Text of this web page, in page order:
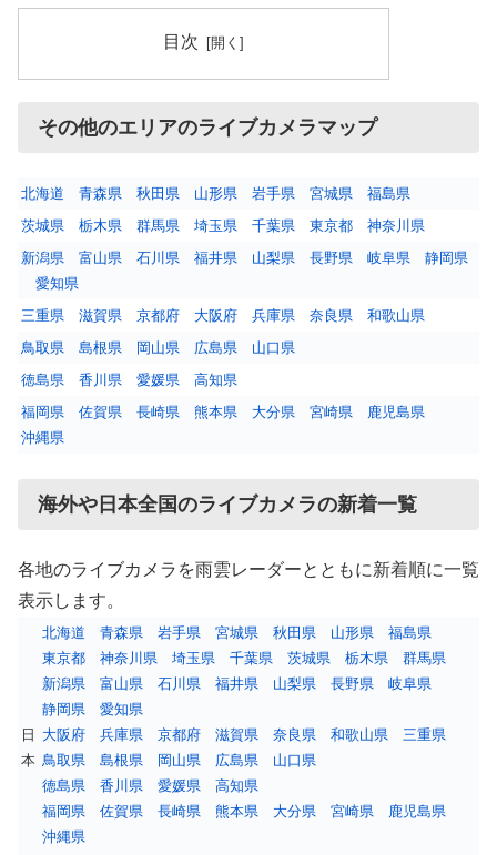
目次
その他のエリアのライブカメラマップ
北海道 青森県 秋田県 山形県 岩手県 宮城県
福島県
茨城県
栃木県 群馬県 埼玉県 千葉県 東京都
神奈川県
新潟県
富山県 石川県 福井県 山梨県 長野県 岐阜県
静岡県
愛知県
三重県
滋賀県 京都府 大阪府 兵庫県 奈良県
和歌山県
鳥取県
島根県 岡山県 広島県
山口県
徳島県
香川県 愛媛県
高知県
福岡県
佐賀県 長崎県 熊本県 大分県 宮崎県
鹿児島県
沖縄県
海外や日本全国のライブカメラの新着一覧
各地のライブカメラを雨雲レーダーとともに新着順に一覧
表示します。
日
本
北海道 青森県 岩手県 宮城県 秋田県 山形県
福島県
東京都
神奈川県 埼玉県 千葉県 茨城県 栃木県
群馬県
新潟県
富山県 石川県 福井県 山梨県 長野県
岐阜県
静岡県
愛知県
大阪府
兵庫県 京都府 滋賀県 奈良県 和歌山県
三重県
鳥取県
島根県 岡山県 広島県
山口県
徳島県
香川県 愛媛県
高知県
福岡県
佐賀県 長崎県 熊本県 大分県 宮崎県
鹿児島県
沖縄県